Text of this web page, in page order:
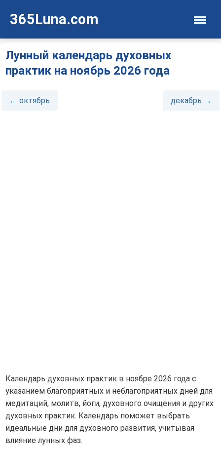
365Luna.com
Лунный календарь духовных
практик на ноябрь 2026 года
← октябрь декабрь →
Календарь духовных практик в ноябре 2026 года с
указанием благоприятных и неблагоприятных дней для
медитаций, молитв, йоги, духовного очищения и других
духовных практик. Календарь поможет выбрать
идеальные дни для духовного развития, учитывая
влияние лунных фаз.